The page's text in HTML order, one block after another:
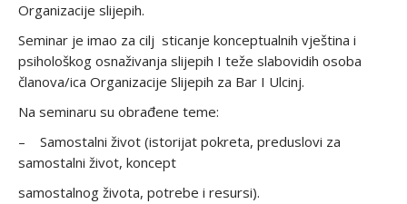
Organizacije slijepih.
Seminar je imao za cilj sticanje konceptualnih vještina i
psihološkog osnaživanja slijepih I teže slabovidih osoba
članova/ica Organizacije Slijepih za Bar I Ulcinj.
Na seminaru su obrađene teme:
– Samostalni život (istorijat pokreta, preduslovi za
samostalni život, koncept
samostalnog života, potrebe i resursi).